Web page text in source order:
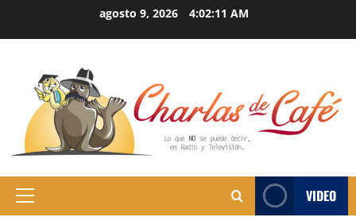
agosto 9, 2026 4:02:12 AM
Primary
VIDEO